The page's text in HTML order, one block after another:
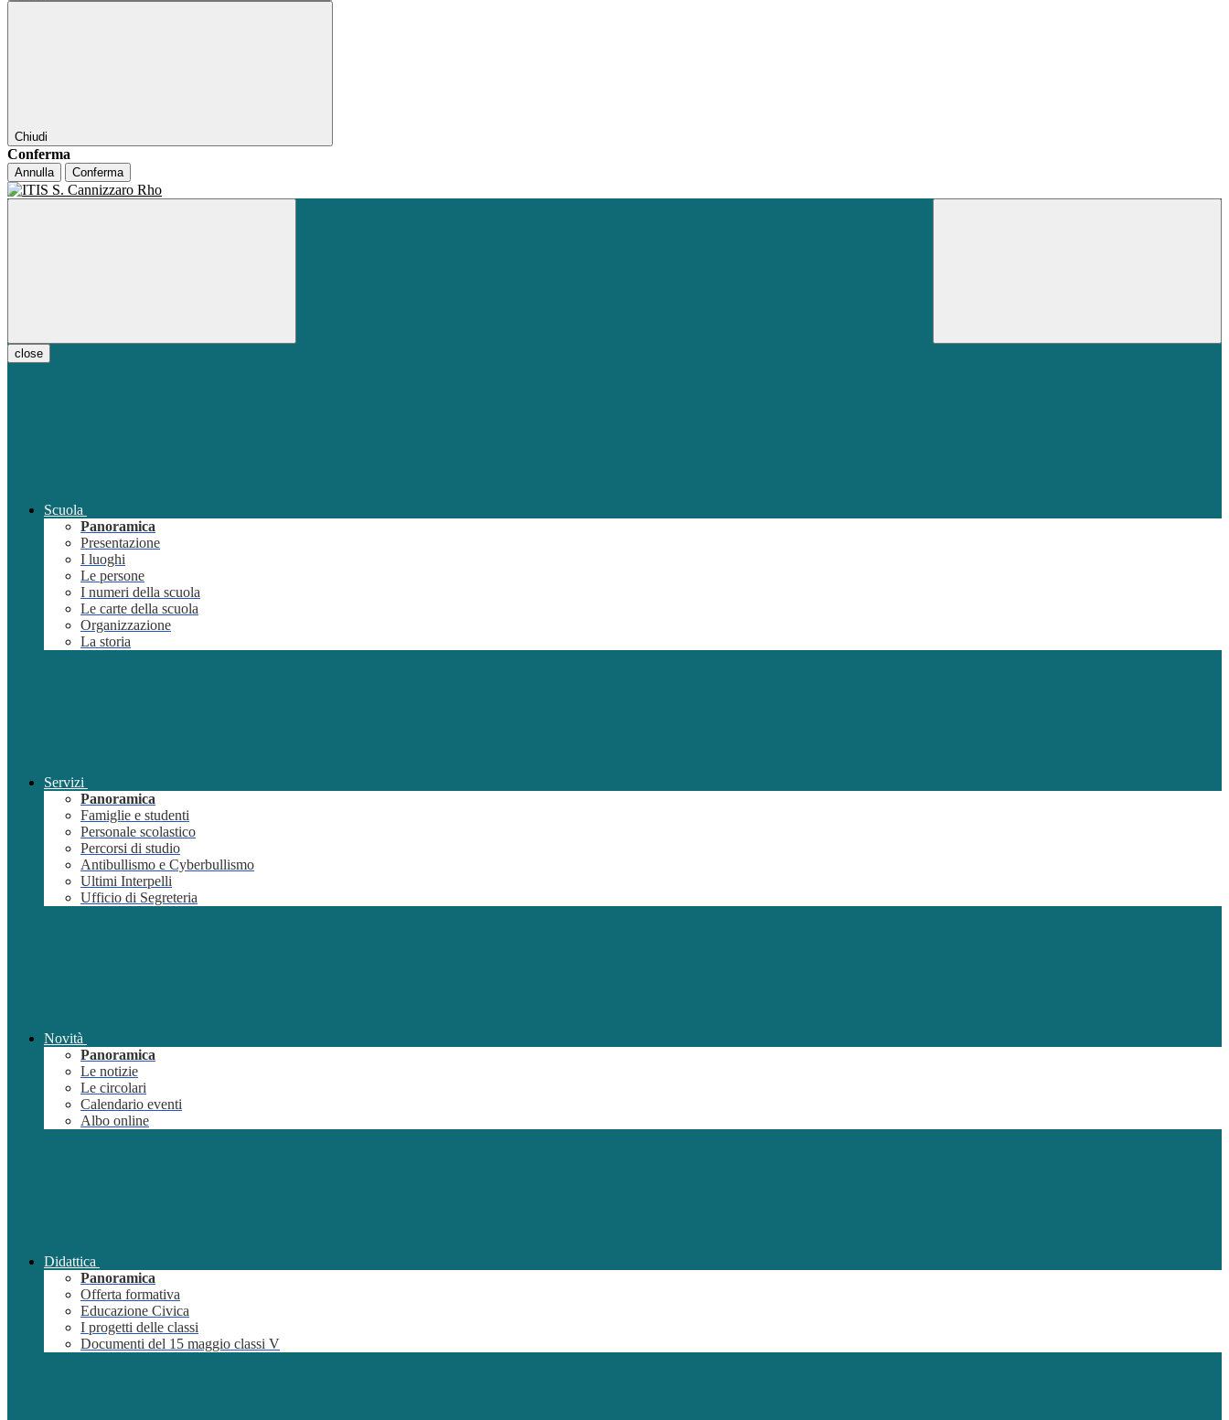
Chiudi
Conferma
Annulla Conferma
close
Scuola
Panoramica
Presentazione
I luoghi
Le persone
I numeri della scuola
Le carte della scuola
Organizzazione
La storia
Servizi
Panoramica
Famiglie e studenti
Personale scolastico
Percorsi di studio
Antibullismo e Cyberbullismo
Ultimi Interpelli
Ufficio di Segreteria
Novità
Panoramica
Le notizie
Le circolari
Calendario eventi
Albo online
Didattica
Panoramica
Offerta formativa
Educazione Civica
I progetti delle classi
Documenti del 15 maggio classi V